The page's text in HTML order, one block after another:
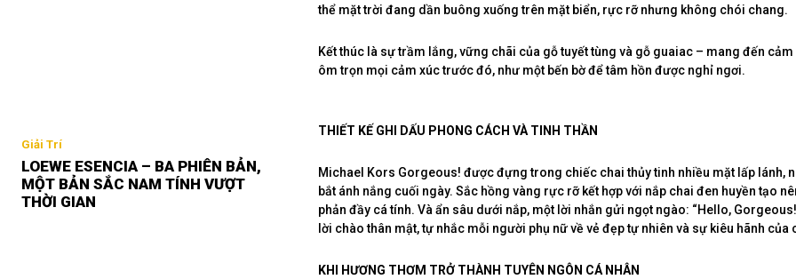
Giải Trí
LOEWE ESENCIA – BA PHIÊN BẢN,
MỘT BẢN SẮC NAM TÍNH VƯỢT
THỜI GIAN
thể mặt trời đang dần buông xuống trên mặt biển, rực rỡ nhưng không chói chang.
Kết thúc là sự trầm lắng, vững chãi của gỗ tuyết tùng và gỗ guaiac – mang đến cảm
ôm trọn mọi cảm xúc trước đó, như một bến bờ để tâm hồn được nghỉ ngơi.
THIẾT KẾ GHI DẤU PHONG CÁCH VÀ TINH THẦN
Michael Kors Gorgeous! được đựng trong chiếc chai thủy tinh nhiều mặt lấp lánh,
bắt ánh nắng cuối ngày. Sắc hồng vàng rực rỡ kết hợp với nắp chai đen huyền tạo
phản đầy cá tính. Và ẩn sâu dưới nắp, một lời nhắn gửi ngọt ngào: “Hello,
lời chào thân mật, tự nhắc mỗi người phụ nữ về vẻ đẹp tự nhiên và sự kiêu hãnh của
KHI HƯƠNG THƠM TRỞ THÀNH TUYÊN NGÔN CÁ NHÂN